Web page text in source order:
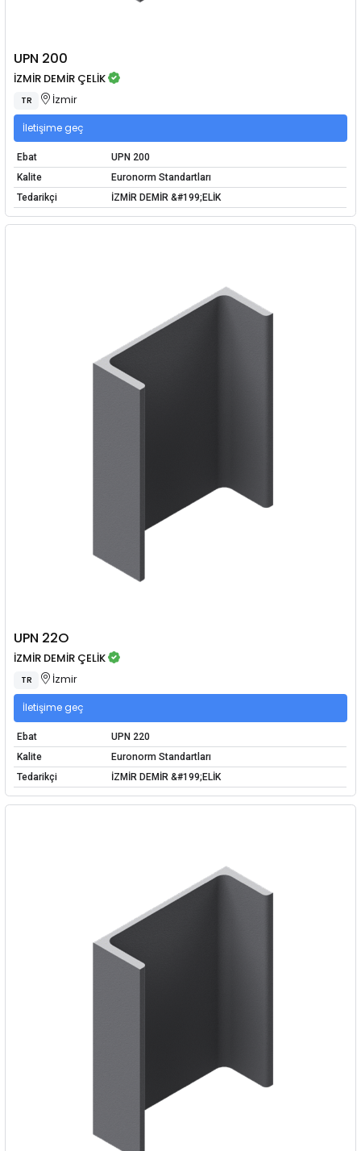
UPN 200
İZMİR DEMİR ÇELİK
TR İzmir
İletişime geç
Ebat
UPN 200
Kalite
Euronorm Standartları
Tedarikçi
İZMİR DEMİR &#199;ELİK
UPN 22O
İZMİR DEMİR ÇELİK
TR İzmir
İletişime geç
Ebat
UPN 220
Kalite
Euronorm Standartları
Tedarikçi
İZMİR DEMİR &#199;ELİK